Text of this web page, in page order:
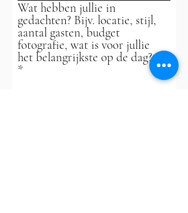
Wat hebben jullie in
gedachten? Bijv. locatie, stijl,
aantal gasten, budget
fotografie, wat is voor jullie
het belangrijkste op de dag?